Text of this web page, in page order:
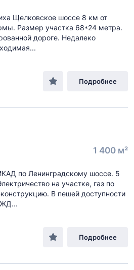
Щелковское шоссе 8 км от
Размер участка 68*24 метра.
дороге. Недалеко
Подробнее
1 400 м²
по Ленинградскому шоссе. 5
на участке, газ по
В пешей доступности
ЖД...
Подробнее